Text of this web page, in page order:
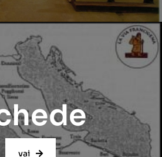
vai